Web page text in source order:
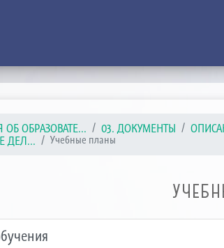
ОБ ОБРАЗОВАТЕ... 03. ДОКУМЕНТЫ
ДЕЛ...
Учебные планы